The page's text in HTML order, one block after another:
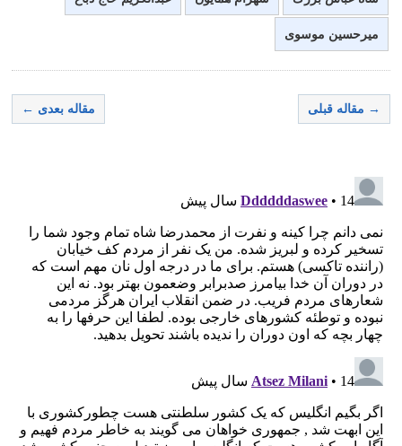
میرحسین موسوی
→ مقاله قبلی مقاله بعدی ←